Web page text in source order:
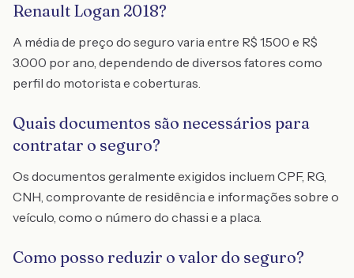
Renault Logan 2018?
A média de preço do seguro varia entre R$ 1.500 e R$
3.000 por ano, dependendo de diversos fatores como
perfil do motorista e coberturas.
Quais documentos são necessários para
contratar o seguro?
Os documentos geralmente exigidos incluem CPF, RG,
CNH, comprovante de residência e informações sobre o
veículo, como o número do chassi e a placa.
Como posso reduzir o valor do seguro?